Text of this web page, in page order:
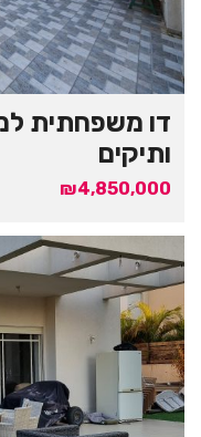
דו משפחתית
ותיקים
₪4,850,000